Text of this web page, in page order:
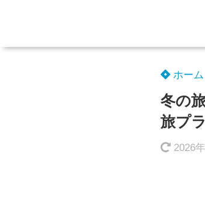
ホーム
冬の
旅プ
2026